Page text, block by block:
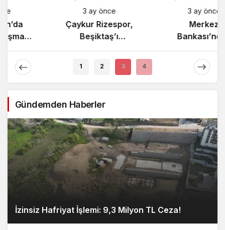
Yunanistan’da
Zeybek Tartışması
Çaykur Rizespor,
Beşiktaş’ı
1 2 3 4
Gündemden Haberler
İzinsiz Hafriyat İşlemi: 9,3 Milyon TL Ceza!